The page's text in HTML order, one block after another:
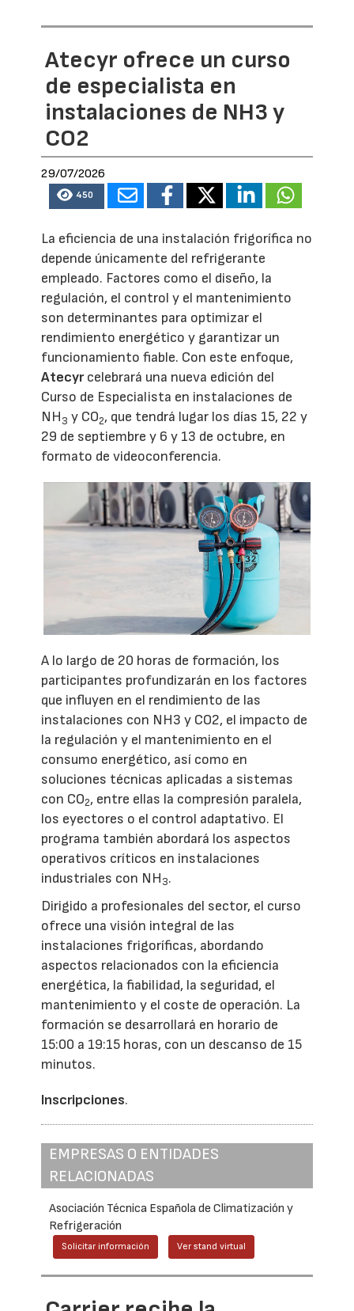
Atecyr ofrece un curso
de especialista en
instalaciones de NH3 y
CO2
29/07/2026
450
La eficiencia de una instalación frigorífica no
depende únicamente del refrigerante
empleado. Factores como el diseño, la
regulación, el control y el mantenimiento
son determinantes para optimizar el
rendimiento energético y garantizar un
funcionamiento fiable. Con este enfoque,
Atecyrcelebrará una nueva edición del
Curso de Especialista en instalaciones de
NH3 y CO2, que tendrá lugar los días 15, 22 y
29 de septiembre y 6 y 13 de octubre, en
formato de videoconferencia.
A lo largo de 20 horas de formación, los
participantes profundizarán en los factores
que influyen en el rendimiento de las
instalaciones con NH3 y CO2, el impacto de
la regulación y el mantenimiento en el
consumo energético, así como en
soluciones técnicas aplicadas a sistemas
con CO2, entre ellas la compresión paralela,
los eyectores o el control adaptativo. El
programa también abordará los aspectos
operativos críticos en instalaciones
industriales con NH3.
Dirigido a profesionales del sector, el curso
ofrece una visión integral de las
instalaciones frigoríficas, abordando
aspectos relacionados con la eficiencia
energética, la fiabilidad, la seguridad, el
mantenimiento y el coste de operación. La
formación se desarrollará en horario de
15:00 a 19:15 horas, con un descanso de 15
minutos.
Inscripciones.
EMPRESAS O ENTIDADES
RELACIONADAS
Asociación Técnica Española de Climatización y
Refrigeración
Solicitar información Ver stand virtual